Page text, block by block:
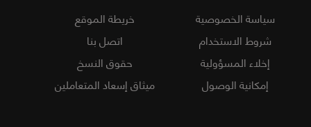
سياسة الخصوصية
خريطة الموقع
شروط الاستخدام
اتصل بنا
إخلاء المسؤولية
حقوق النسخ
إمكانية الوصول
ميثاق إسعاد المتعاملين